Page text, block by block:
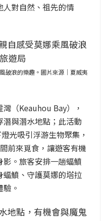
人對自然、祖先的情
破浪的樂趣。圖片來源｜夏威夷
（Keauhou Bay），
與潛水地點；此活動
光吸引浮游生物聚集，
前來覓食，讓遊客有機
。旅客安排一趟蝠鱝
鱝、守護莫娜的塔拉
。